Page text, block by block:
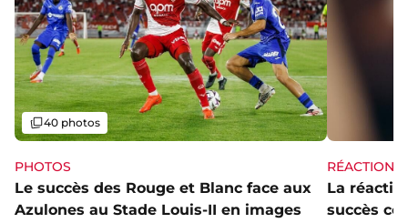
PHOTOS
Le succès des Rouge et Blanc face aux
Azulones au Stade Louis-II en images
Galerie
40 photos
RÉACTIONS
La
succès